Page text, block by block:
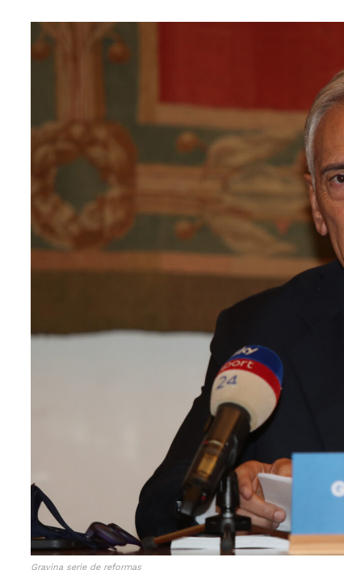
I WANT IN
I've read and accept the Privacy Policy
Emet
Gravina serie de reformas